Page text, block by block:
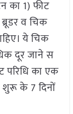
का 1) फीट
व चिक
ये चिक
दूर जाने स
परिधि का एक
शुरू के 7 दिनों